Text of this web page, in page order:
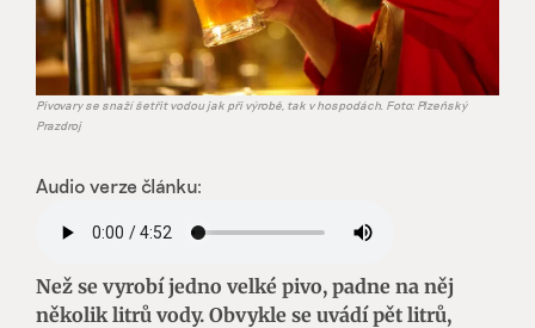
Pivovary se snaží šetřit vodou jak při výrobě, tak v hospodách. Foto: Plzeňský
Prazdroj
Audio verze článku:
Než se vyrobí jedno velké pivo, padne na něj
několik litrů vody. Obvykle se uvádí pět litrů,